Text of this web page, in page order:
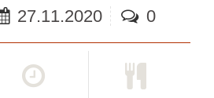
27.11.2020 0